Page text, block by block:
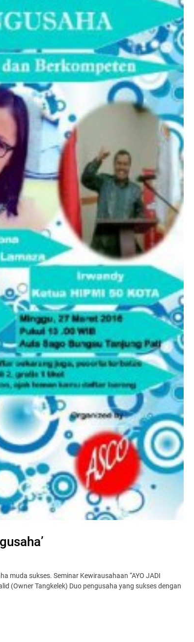
muda sukses. Seminar Kewirausahaan “AYO JADI
(Owner Tangkelek) Duo pengusaha yang sukses dengan